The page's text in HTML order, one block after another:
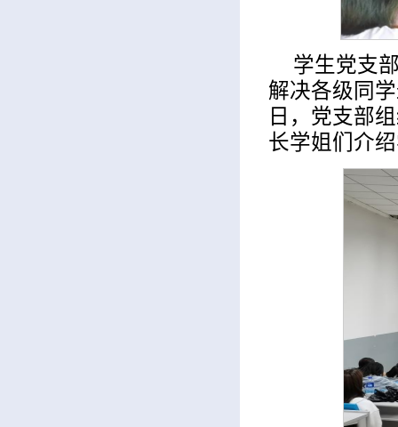
学生党支
解决各级同
日，党支部
长学姐们介